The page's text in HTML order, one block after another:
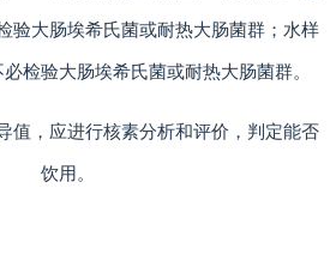
验大肠埃希氏菌或耐热大肠菌群；水样
检验大肠埃希氏菌或耐热大肠菌群。
，应进行核素分析和评价，判定能否
饮用。